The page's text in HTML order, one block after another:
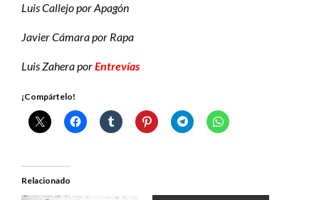
Luis Callejo por Apagón
Javier Cámara por Rapa
Luis Zahera porEntrevías
¡Compártelo!
Relacionado